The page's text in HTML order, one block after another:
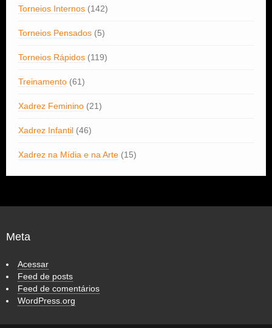
Torneios Internos (142)
Torneios Pensados (5)
Torneios Rápidos (119)
Treinamento (61)
Xadrez Feminino (21)
Xadrez Infantil (46)
Xadrez na Mídia e na Arte (15)
Meta
Acessar
Feed de posts
Feed de comentários
WordPress.org